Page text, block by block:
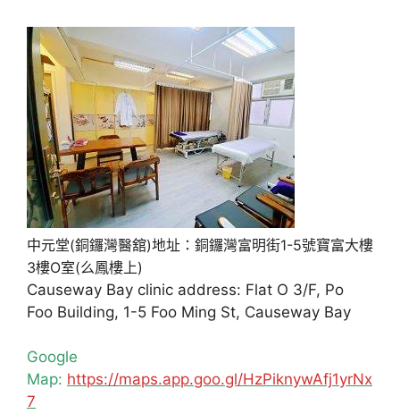
中元堂(銅鑼灣醫舘)地址：銅鑼灣富明街1-5號寶富大樓
3樓O室(么鳳樓上)
Causeway Bay clinic address: Flat O 3/F, Po
Foo Building, 1-5 Foo Ming St, Causeway Bay
Google
Map: https://maps.app.goo.gl/HzPiknywAfj1yrNx
7